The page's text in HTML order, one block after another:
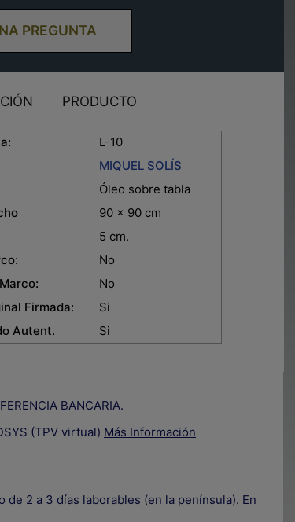
PREGUNTA
PRODUCTO
L-10
MIQUEL SOLÍS
Óleo sobre tabla
90 x 90 cm
5 cm.
No
No
Firmada:
Si
Autent.
Si
BANCARIA.
(TPV virtual) Más Información
2 a 3 días laborables (en la península). En